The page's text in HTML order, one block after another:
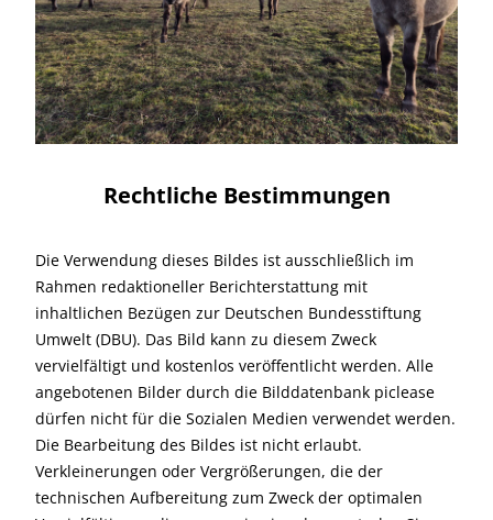
Rechtliche Bestimmungen
Die Verwendung dieses Bildes ist ausschließlich im
Rahmen redaktioneller Berichterstattung mit
inhaltlichen Bezügen zur Deutschen Bundesstiftung
Umwelt (DBU). Das Bild kann zu diesem Zweck
vervielfältigt und kostenlos veröffentlicht werden. Alle
angebotenen Bilder durch die Bilddatenbank piclease
dürfen nicht für die Sozialen Medien verwendet werden.
Die Bearbeitung des Bildes ist nicht erlaubt.
Verkleinerungen oder Vergrößerungen, die der
technischen Aufbereitung zum Zweck der optimalen